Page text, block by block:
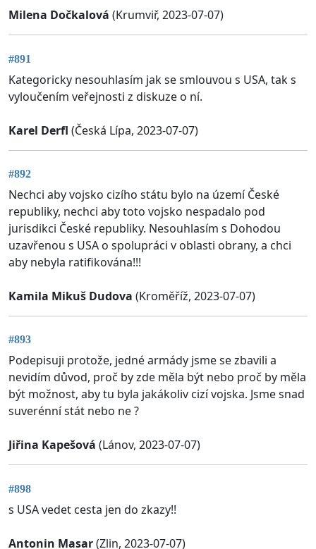
Milena Dočkalová (Krumviř, 2023-07-07)
#891
Kategoricky nesouhlasím jak se smlouvou s USA, tak s
vyloučením veřejnosti z diskuze o ní.
Karel Derfl (Česká Lípa, 2023-07-07)
#892
Nechci aby vojsko cizího státu bylo na území České
republiky, nechci aby toto vojsko nespadalo pod
jurisdikci České republiky. Nesouhlasím s Dohodou
uzavřenou s USA o spolupráci v oblasti obrany, a chci
aby nebyla ratifikována!!!
Kamila Mikuš Dudova (Kroměříž, 2023-07-07)
#893
Podepisuji protože, jedné armády jsme se zbavili a
nevidím důvod, proč by zde měla být nebo proč by měla
být možnost, aby tu byla jakákoliv cizí vojska. Jsme snad
suverénní stát nebo ne ?
Jiřina Kapešová (Lánov, 2023-07-07)
#898
s USA vedet cesta jen do zkazy!!
Antonin Masar(Zlin, 2023-07-07)